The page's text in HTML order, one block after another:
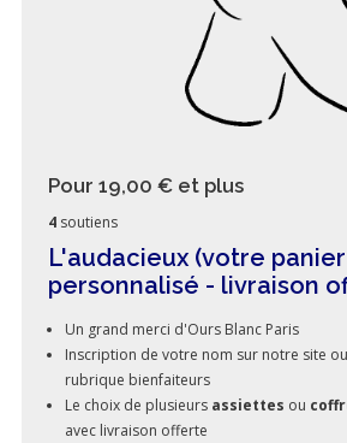
Pour 19,00 € et plus
4 soutiens
L'audacieux (votre panier
personnalisé - livraison
Un grand merci d'Ours Blanc Paris
Inscription de votre nom sur notre site
rubrique bienfaiteurs
Le choix de plusieurs assiettes ou
avec livraison offerte